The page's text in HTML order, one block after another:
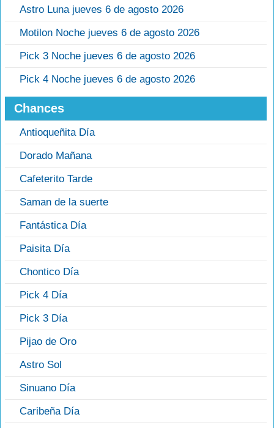
Astro Luna jueves 6 de agosto 2026
Motilon Noche jueves 6 de agosto 2026
Pick 3 Noche jueves 6 de agosto 2026
Pick 4 Noche jueves 6 de agosto 2026
Chances
Antioqueñita Día
Dorado Mañana
Cafeterito Tarde
Saman de la suerte
Fantástica Día
Paisita Día
Chontico Día
Pick 4 Día
Pick 3 Día
Pijao de Oro
Astro Sol
Sinuano Día
Caribeña Día